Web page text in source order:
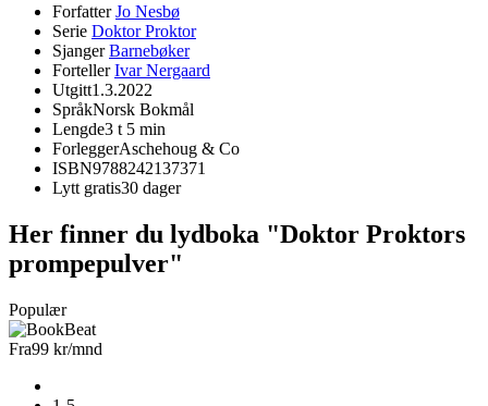
Forfatter Jo Nesbø
Serie Doktor Proktor
Sjanger Barnebøker
Forteller Ivar Nergaard
Utgitt1.3.2022
SpråkNorsk Bokmål
Lengde3 t 5 min
ForleggerAschehoug & Co
ISBN9788242137371
Lytt gratis30 dager
Her finner du lydboka "Doktor Proktors
prompepulver"
Populær
Fra99 kr/mnd